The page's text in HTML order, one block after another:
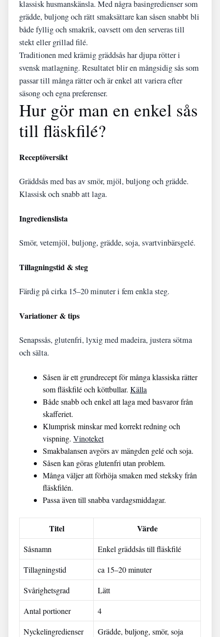
klassisk husmanskänsla. Med några basingredienser som
grädde, buljong och rätt smaksättare kan såsen snabbt bli
både fyllig och smakrik, oavsett om den serveras till
stekt eller grillad filé.
Traditionen med krämig gräddsås har djupa rötter i
svensk matlagning. Resultatet blir en mångsidig sås som
passar till många rätter och är enkel att variera efter
säsong och egna preferenser.
Hur gör man en enkel sås
till fläskfilé?
Receptöversikt
Gräddsås med bas av smör, mjöl, buljong och grädde.
Klassisk och snabb att laga.
Ingredienslista
Smör, vetemjöl, buljong, grädde, soja, svartvinbärsgelé.
Tillagningstid & steg
Färdig på cirka 15–20 minuter i fem enkla steg.
Variationer & tips
Senapssås, glutenfri, lyxig med madeira, justera sötma
och sälta.
Såsen är ett grundrecept för många klassiska rätter
som fläskfilé och köttbullar. Källa
Både snabb och enkel att laga med basvaror från
skafferiet.
Klumprisk minskar med korrekt redning och
vispning. Vinoteket
Smakbalansen avgörs av mängden gelé och soja.
Såsen kan göras glutenfri utan problem.
Många väljer att förhöja smaken med steksky från
fläskfilén.
Passa även till snabba vardagsmiddagar.
Titel Värde
Såsnamn
Enkel gräddsås till fläskfilé
Tillagningstid
ca 15–20 minuter
Svårighetsgrad
Lätt
Antal portioner
4
Nyckelingredienser
Grädde, buljong, smör, soja